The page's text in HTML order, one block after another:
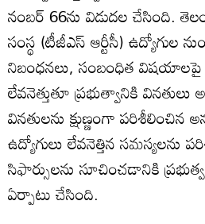
నంబర్ 66ను విడుదల చేసింది.
సంస్థ (టీజీఎస్ ఆర్టీసీ) ఉద్యోగుల
నిబంధనలు, సంబంధిత విషయాలపై
లేవనెత్తుతూ ప్రభుత్వానికి
వినతులను క్షుణ్ణంగా పరిశీలించిన
ఉద్యోగులు లేవనెత్తిన సమస్యలను
సిఫార్సులను సూచించడానికి
ఏర్పాటు చేసింది.